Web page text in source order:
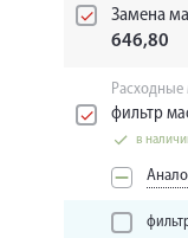
Замена
646,80
Расходные
фильтр
в